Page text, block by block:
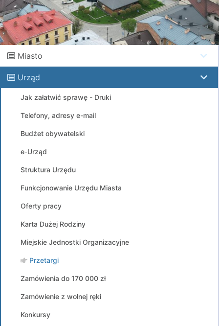
Miasto
Urząd
Jak załatwić sprawę - Druki
Telefony, adresy e-mail
Budżet obywatelski
e-Urząd
Struktura Urzędu
Funkcjonowanie Urzędu Miasta
Oferty pracy
Karta Dużej Rodziny
Miejskie Jednostki Organizacyjne
Przetargi
Zamówienia do 170 000 zł
Zamówienie z wolnej ręki
Konkursy